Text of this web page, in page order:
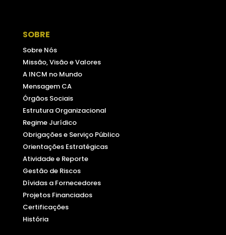
SOBRE
Sobre Nós
Missão, Visão e Valores
A INCM no Mundo
Mensagem CA
Órgãos Sociais
Estrutura Organizacional
Regime Jurídico
Obrigações e Serviço Público
Orientações Estratégicas
Atividade e Reporte
Gestão de Riscos
Dívidas a Fornecedores
Projetos Financiados
Certificações
História